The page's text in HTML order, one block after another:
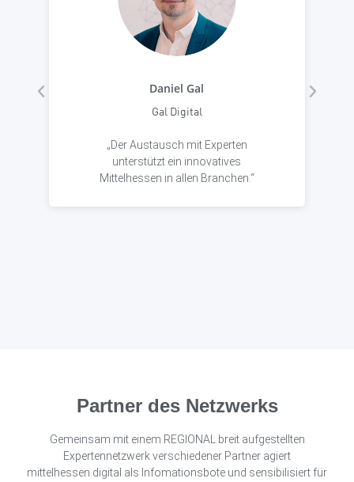
Daniel Gal
Gal Digital
„Der Austausch mit Experten
unterstützt ein innovatives
Mittelhessen in allen Branchen.“
Partner des Netzwerks
Gemeinsam mit einem REGIONAL breit aufgestellten
Expertennetzwerk verschiedener Partner agiert
mittelhessen.digital als Infomationsbote und sensibilisiert für